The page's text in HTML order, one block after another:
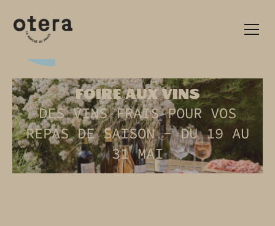
FOIRE AUX VINS
DES VINS FRAIS POUR VOS
REPAS DE SAISON - DU 19 AU
31 MAI